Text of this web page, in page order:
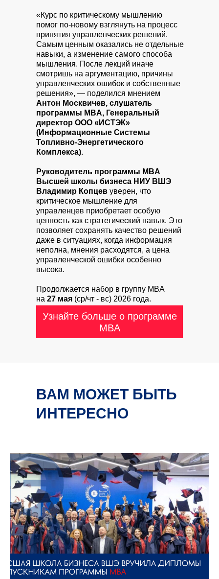
«Курс по критическому мышлению
помог по-новому взглянуть на процесс
принятия управленческих решений.
Самым ценным оказались не отдельные
навыки, а изменение самого способа
мышления. После лекций иначе
смотришь на аргументацию, причины
управленческих ошибок и собственные
решения», — поделился мнением
Антон Москвичев, слушатель
программы MBA, Генеральный
директор ООО «ИСТЭК»
(Информационные Системы
Топливно-Энергетического
Комплекса).
Руководитель программы MBA
Высшей школы бизнеса НИУ ВШЭ
Владимир Копцев уверен, что
критическое мышление для
управленцев приобретает особую
ценность как стратегический навык. Это
позволяет сохранять качество решений
даже в ситуациях, когда информация
неполна, мнения расходятся, а цена
управленческой ошибки особенно
высока.
Продолжается набор в группу MBA
на 27 мая (ср/чт - вс) 2026 года.
Узнайте больше о программе
MBA
ВАМ МОЖЕТ БЫТЬ
ИНТЕРЕСНО